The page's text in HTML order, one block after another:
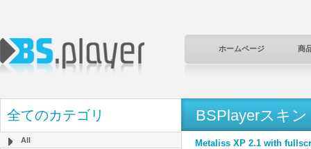
ホームページ 商
全てのカテゴリ
All
BSPlayerスキン
Metaliss XP 2.1 with